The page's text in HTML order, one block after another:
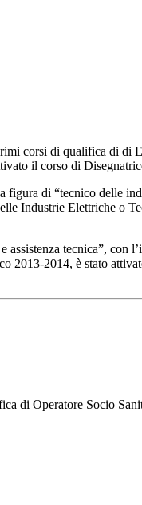
corsi di qualifica di di
il corso di
di “tecnico delle
Industrie Elettriche o
tecnica”, con
2013-2014, è stato
di Operatore Socio